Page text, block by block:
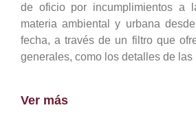
de oficio por incumplimientos a
materia ambiental y urbana
fecha, a través de un filtro que
generales, como los detalles de
Ver más